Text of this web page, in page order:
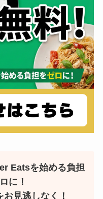
Eatsを始める負担
に！
見逃しなく！